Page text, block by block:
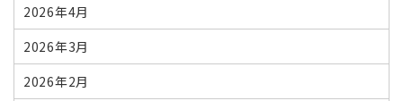
2026年4月
2026年3月
2026年2月